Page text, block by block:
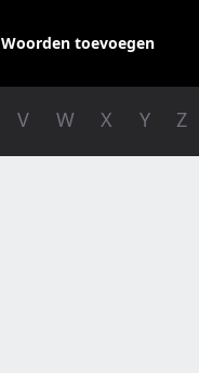
Woorden toevoegen
V W X Y Z